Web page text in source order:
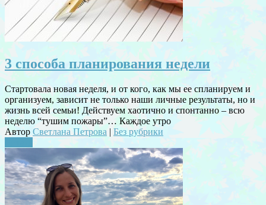
3 способа планирования недели
Стартовала новая неделя, и от кого, как мы ее спланируем и
организуем, зависит не только наши личные результаты, но и
жизнь всей семьи! Действуем хаотично и спонтанно – всю
неделю “тушим пожары”… Каждое утро
Автор Светлана Петрова | Без рубрики